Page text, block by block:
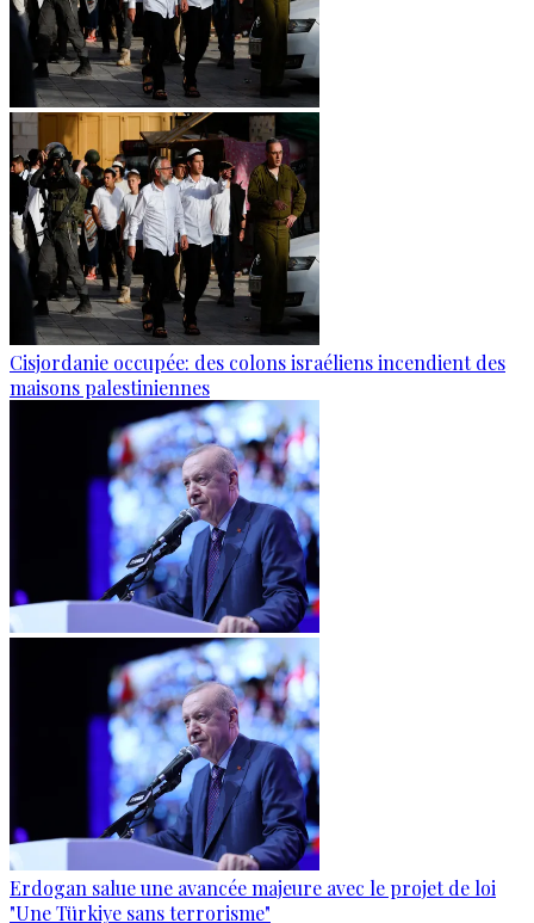
Cisjordanie occupée: des colons israéliens incendient des
maisons palestiniennes
Erdogan salue une avancée majeure avec le projet de loi
"Une Türkiye sans terrorisme"